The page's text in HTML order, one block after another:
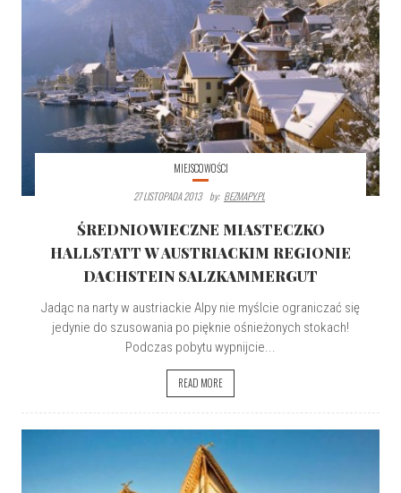
MIEJSCOWOŚCI
27 LISTOPADA 2013
By: BEZMAPY.PL
ŚREDNIOWIECZNE MIASTECZKO
HALLSTATT W AUSTRIACKIM REGIONIE
DACHSTEIN SALZKAMMERGUT
Jadąc na narty w austriackie Alpy nie myślcie ograniczać się
jedynie do szusowania po pięknie ośnieżonych stokach!
Podczas pobytu wypnijcie...
READ MORE